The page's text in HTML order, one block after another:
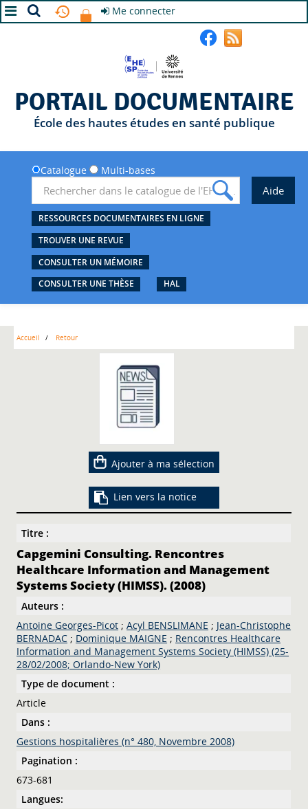
Me connecter
PORTAIL DOCUMENTAIRE
École des hautes études en santé publique
Catalogue Multi-bases
RESSOURCES DOCUMENTAIRES EN LIGNE
TROUVER UNE REVUE
CONSULTER UN MÉMOIRE
CONSULTER UNE THÈSE
HAL
Accueil Retour
Ajouter à ma sélection
Lien vers la notice
Titre :
Capgemini Consulting. Rencontres
Healthcare Information and Management
Systems Society (HIMSS). (2008)
Auteurs :
Antoine Georges-Picot ;Acyl BENSLIMANE ; Jean-Christophe
BERNADAC ; Dominique MAIGNE ; Rencontres Healthcare
Information and Management Systems Society (HIMSS) (25-
28/02/2008; Orlando-New York)
Type de document :
Article
Dans :
Gestions hospitalières (n° 480, Novembre 2008)
Pagination :
673-681
Langues: